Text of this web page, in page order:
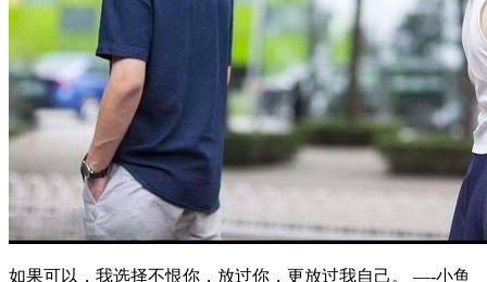
如果可以，我选择不恨你，放过你，更放过我自己。 —-小鱼